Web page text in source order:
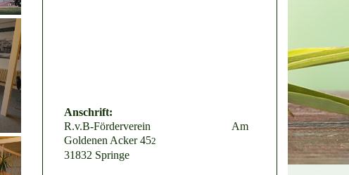
Anschrift:
R.v.B-Förderverein Am
Goldenen Acker 452
31832 Springe